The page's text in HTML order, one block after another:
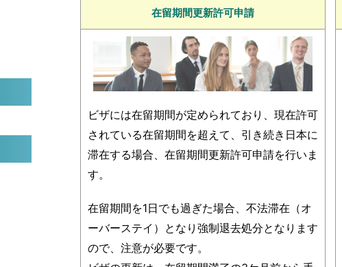
在留期間更新許可申請
ビザには在留期間が定められており、現在許可
されている在留期間を超えて、引き続き日本に
滞在する場合、在留期間更新許可申請を行いま
す。
在留期間を1日でも過ぎた場合、不法滞在（オ
ーバーステイ）となり強制退去処分となります
ので、注意が必要です。